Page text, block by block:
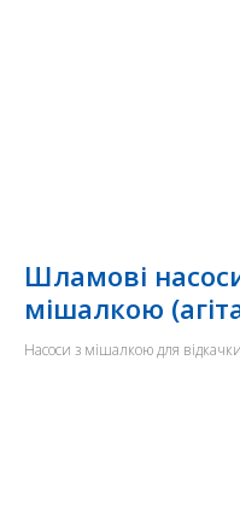
Шламові насоси
мішалкою
Насоси з мішалкою для